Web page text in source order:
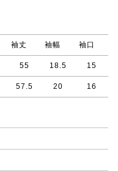
袖丈 袖幅 袖口
55 18.5 15
57.5 20 16